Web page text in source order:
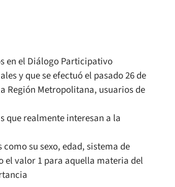
en el Diálogo Participativo
y que se efectuó el pasado 26 de
Región Metropolitana, usuarios de
que realmente interesan a la
su sexo, edad, sistema de
el valor 1 para aquella materia del